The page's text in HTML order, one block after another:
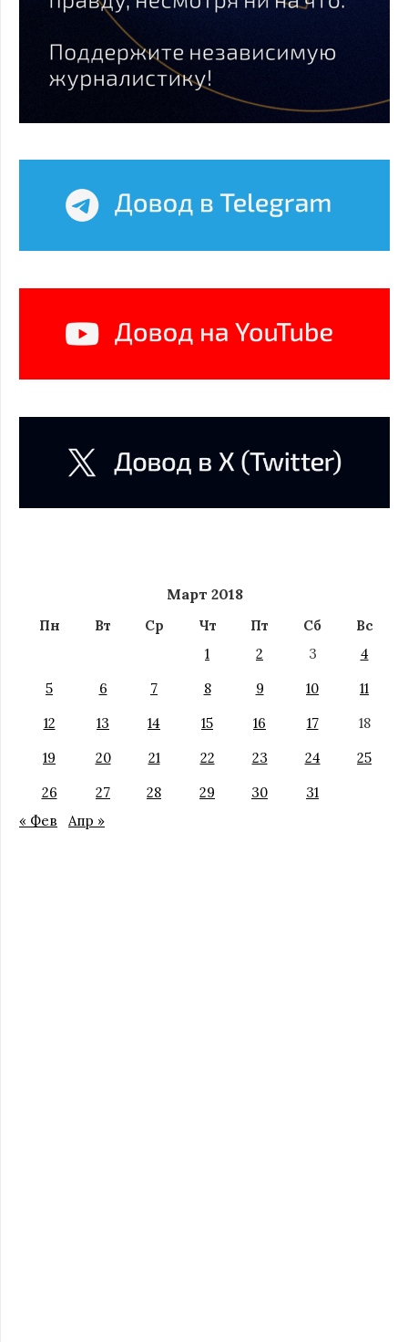
Март 2018
Пн Вт Ср Чт Пт Сб
Вс
1
2 3
4
5
6 7 8 9 10
11
12
13 14 15 16 17
18
19
20 21 22 23 24
25
26
27 28 29 30
31
« Фев
Апр »